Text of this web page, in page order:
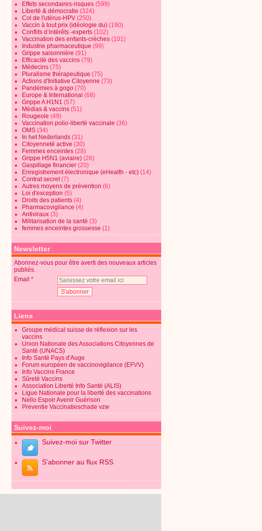
Effets secondaires-risques (599)
Liberté & démocratie (324)
Col de l'utérus-HPV (250)
Vaccin à tout prix (idéologie du) (190)
Conflits d’intérêts -experts (102)
Vaccination des enfants-crèches (101)
Industrie pharmaceutique (99)
Grippe saisonnière (91)
Efficacité des vaccins (79)
Médecins (75)
Pluralisme thérapeutique (75)
Actions d'Initiative Citoyenne (73)
Pandémies à gogo (70)
Europe & International (68)
Grippe A H1N1 (57)
Médias & vaccins (51)
Rougeole (49)
Vaccination polio-liberté vaccinale (36)
OMS (34)
In het Nederlands (31)
Citoyenneté active (30)
Femmes enceintes (28)
Grippe H5N1 (aviaire) (26)
Gaspillage financier (20)
Enregistrement électronique (eHealth - etc) (14)
Contrat secret(7)
Autres moyens de prévention (6)
Loi d'exception (5)
Droits des patients (4)
Pharmacovigilance (4)
Antiviraux (3)
Militarisation de la santé (3)
femmes enceintes grossesse (1)
Newsletter
Abonnez-vous pour être averti des nouveaux articles
publiés.
Email
Liens
Groupe médical suisse de réflexion sur les
vaccins
Union Nationale des Associations Citoyennes de
Santé (UNACS)
Info Santé Pays d'Auge
Forum européen de vaccinovigilance (EFVV)
Info Vaccins France
Sûreté Vaccins
Association Liberté Info Santé (ALIS)
Ligue Nationale pour la liberté des vaccinations
Nello Espoir Avenir Guérison
Preventie Vaccinatieschade vzw
Suivez-moi
Suivez-moi sur Twitter
S'abonner au flux RSS